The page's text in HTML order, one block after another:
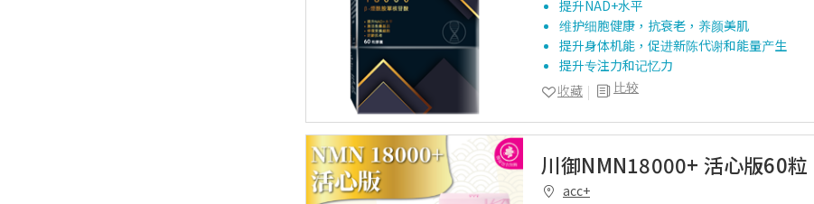
提升NAD+水平
维护细胞健康，抗衰老，养颜美肌
提升身体机能，促进新陈代谢和能量产生
提升专注力和记忆力
比较
收藏
川御NMN18000+ 活心版60粒
acc+